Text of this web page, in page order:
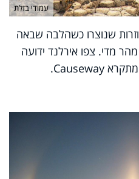
עמודי בזלת
שנוצרו כשהלבה שבאה
מדי. צפו אירלנד ידועה
Causeway.